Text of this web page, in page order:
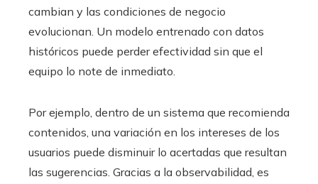
cambian y las condiciones de negocio
evolucionan. Un modelo entrenado con datos
históricos puede perder efectividad sin que el
equipo lo note de inmediato.
Por ejemplo, dentro de un sistema que recomienda
contenidos, una variación en los intereses de los
usuarios puede disminuir lo acertadas que resultan
las sugerencias. Gracias a la observabilidad, es